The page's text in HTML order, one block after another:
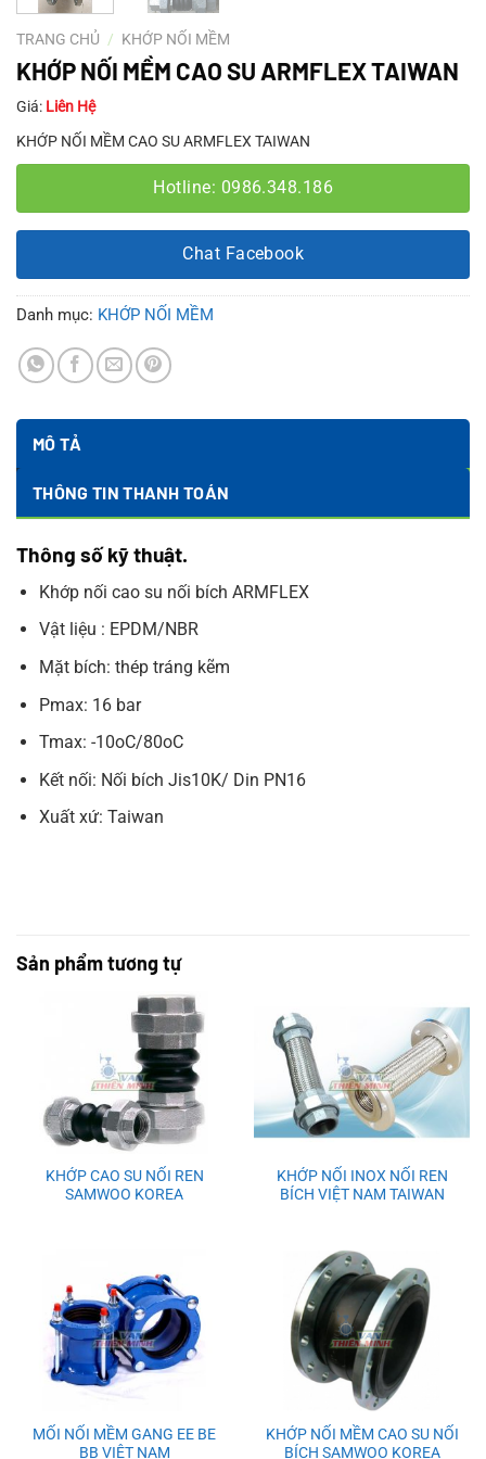
TRANG CHỦ / KHỚP NỐI MỀM
KHỚP NỐI MỀM CAO SU ARMFLEX TAIWAN
Giá: Liên Hệ
KHỚP NỐI MỀM CAO SU ARMFLEX TAIWAN
Hotline: 0986.348.186
Chat Facebook
Danh mục: KHỚP NỐI MỀM
MÔ TẢ
THÔNG TIN THANH TOÁN
Thông số kỹ thuật.
Khớp nối cao su nối bích ARMFLEX
Vật liệu : EPDM/NBR
Mặt bích: thép tráng kẽm
Pmax: 16 bar
Tmax: -10oC/80oC
Kết nối: Nối bích Jis10K/ Din PN16
Xuất xứ: Taiwan
Sản phẩm tương tự
KHỚP CAO SU NỐI REN
SAMWOO KOREA
KHỚP NỐI INOX NỐI REN
BÍCH VIỆT NAM TAIWAN
MỐI NỐI MỀM GANG EE BE
BB VIỆT NAM
KHỚP NỐI MỀM CAO SU NỐI
BÍCH SAMWOO KOREA